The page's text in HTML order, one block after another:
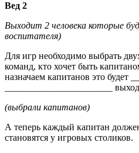
Вед 2
Выходит 2 человека которые
воспитателя)
Для игр необходимо выбрать
команд, кто хочет быть
назначаем капитанов это будет
_______________________
(выбрали капитанов)
А теперь каждый капитан
становятся у игровых столиков.